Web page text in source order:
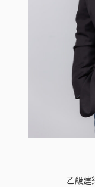
乙級建